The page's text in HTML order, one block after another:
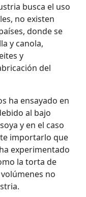
busca el uso
no existen
donde se
y canola,
y
del
ha ensayado en
al bajo
y en el caso
importarlo que
experimentado
la torta de
no